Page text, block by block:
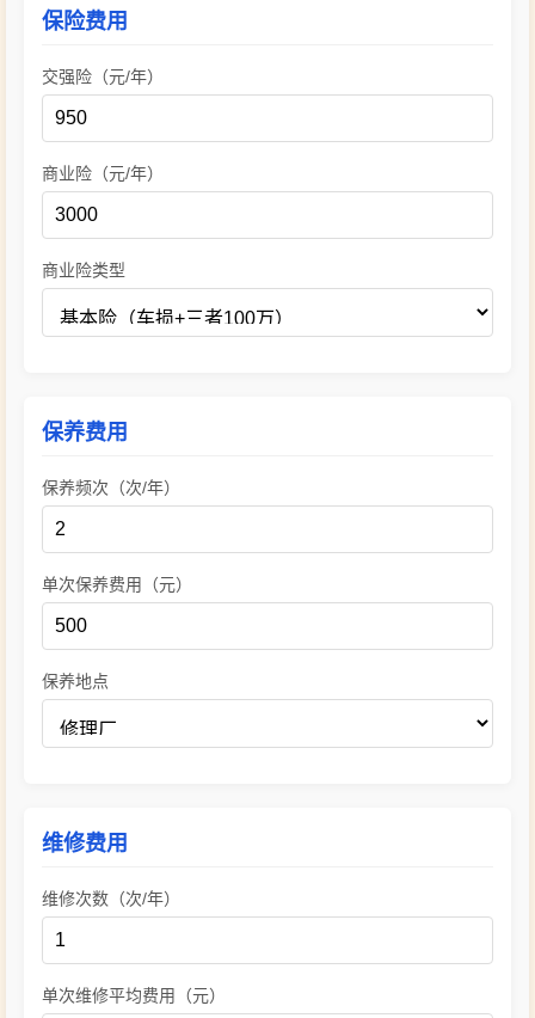
保险费用
交强险（元/年）
商业险（元/年）
商业险类型
保养费用
保养频次（次/年）
单次保养费用（元）
保养地点
维修费用
维修次数（次/年）
单次维修平均费用（元）